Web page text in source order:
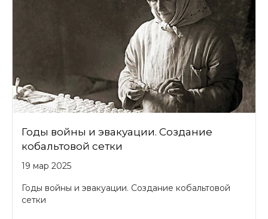
Годы войны и эвакуации. Создание
кобальтовой сетки
19 мар 2025
Годы войны и эвакуации. Создание кобальтовой
сетки